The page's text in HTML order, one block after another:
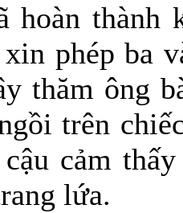
hoàn thành
phép ba
thăm ông
trên
cảm
lứa.